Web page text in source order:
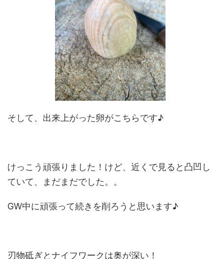
そして、出来上がった卵がこちらです♪
けっこう頑張りました！けど、近くで見ると凸凹し
ていて、まだまだでした。。
GW中に頑張って続きを削ろうと思います♪
刃物砥ぎとナイフワークは奥が深い！